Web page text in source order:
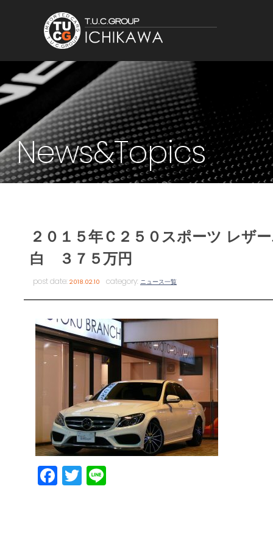
News&Topics
２０１５年Ｃ２５０スポーツ レ
白 ３７５万円
post date:2018.02.10 category: ニュース一覧
Facebook
Twitter